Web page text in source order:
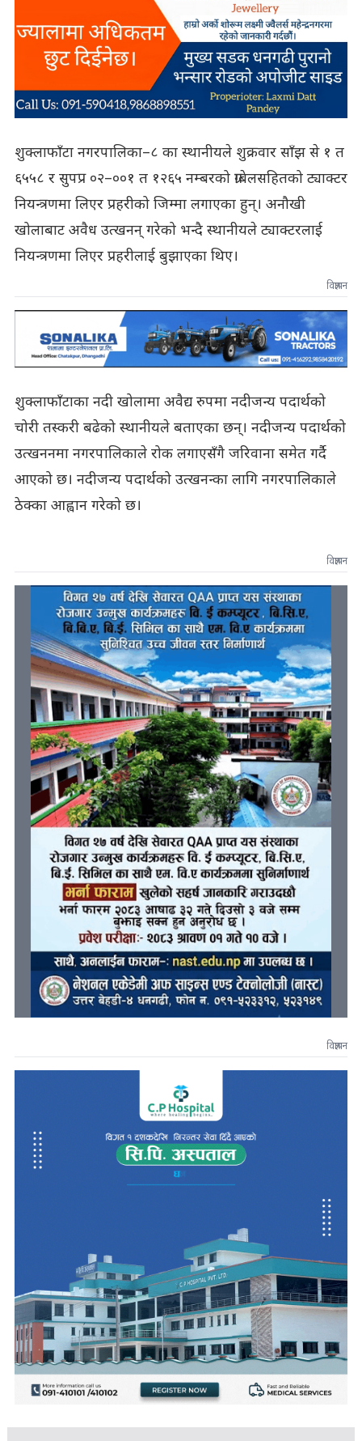
शुक्लाफाँटा नगरपालिका–८ का स्थानीयले शुक्रवार साँझ से १ त
६५५८ र सुपप्र ०२–००१ त १२६५ नम्बरको ग्राबेलसहितको ट्याक्टर
नियन्त्रणमा लिएर प्रहरीको जिम्मा लगाएका हुन्। अनौखी
खोलाबाट अवैध उत्खनन् गरेको भन्दै स्थानीयले ट्याक्टरलाई
नियन्त्रणमा लिएर प्रहरीलाई बुझाएका थिए।
विज्ञापन
शुक्लाफाँटाका नदी खोलामा अवैद्य रुपमा नदीजन्य पदार्थको
चोरी तस्करी बढेको स्थानीयले बताएका छन्। नदीजन्य पदार्थको
उत्खननमा नगरपालिकाले रोक लगाएसँगै जरिवाना समेत गर्दै
आएको छ। नदीजन्य पदार्थको उत्खनन्का लागि नगरपालिकाले
ठेक्का आह्वान गरेको छ।
विज्ञापन
विज्ञापन